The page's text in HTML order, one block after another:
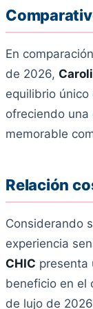
En
de 2026,
equilibrio
ofreciendo
memorable
Relación
Considerando
experiencia
CHIC presenta
beneficio en el
de lujo de